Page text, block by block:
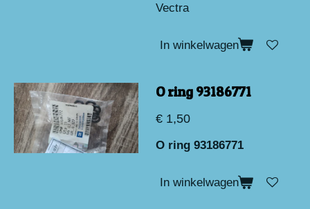
Vectra
In winkelwagen
O ring 93186771
€ 1,50
O ring 93186771
In winkelwagen